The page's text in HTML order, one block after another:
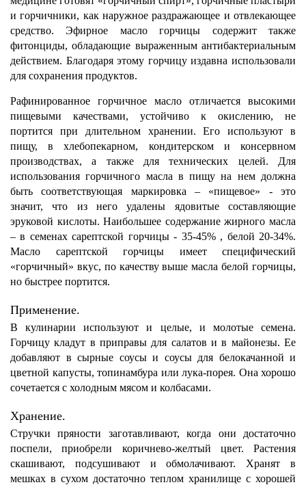
и горчичники, как наружное раздражающее и отвлекающее
средство. Эфирное масло горчицы содержит также
фитонциды, обладающие выраженным антибактериальным
действием. Благодаря этому горчицу издавна использовали
для сохранения продуктов.
Рафинированное горчичное масло отличается высокими
пищевыми качествами, устойчиво к окислению, не
портится при длительном хранении. Его используют в
пищу, в хлебопекарном, кондитерском и консервном
производствах, а также для технических целей. Для
использования горчичного масла в пищу на нем должна
быть соответствующая маркировка – «пищевое» - это
значит, что из него удалены ядовитые составляющие
эруковой кислоты. Наибольшее содержание жирного масла
– в семенах сарептской горчицы - 35-45% , белой 20-34%.
Масло сарептской горчицы имеет специфический
«горчичный» вкус, по качеству выше масла белой горчицы,
но быстрее портится.
Применение.
В кулинарии используют и целые, и молотые семена.
Горчицу кладут в приправы для салатов и в майонезы. Ее
добавляют в сырные соусы и соусы для белокачанной и
цветной капусты, топинамбура или лука-порея. Она хорошо
сочетается с холодным мясом и колбасами.
Хранение.
Стручки пряности заготавливают, когда они достаточно
поспели, приобрели коричнево-желтый цвет. Растения
скашивают, подсушивают и обмолачивают. Хранят в
мешках в сухом достаточно теплом хранилище с хорошей